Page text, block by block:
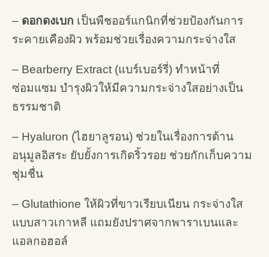
– ดอกดงเบก เป็นพืชออร์แกนิกที่ช่วยป้องกันการ
ระคายเคืองผิว พร้อมช่วยเรื่องความกระจ่างใส
– Bearberry Extract (แบร์เบอร์รี่) ทำหน้าที่
ซ่อมแซม บำรุงผิวให้มีความกระจ่างใสอย่างเป็น
ธรรมชาติ
– Hyaluron (ไฮยาลูรอน) ช่วยในเรื่องการต้าน
อนุมูลอิสระ ยับยั้งการเกิดริ้วรอย ช่วยกักเก็บความ
ชุ่มชื่น
– Glutathione ให้ผิวที่ขาวเรียบเนียน กระจ่างใส
แบบสาวเกาหลี แถมยังปราศจากพาราเบนและ
แอลกอฮอล์